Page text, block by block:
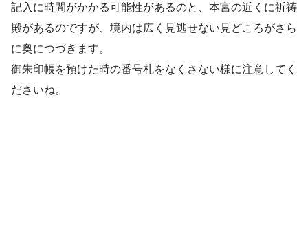
記入に時間がかかる可能性があるのと、本宮の近くに祈祷
殿があるのですが、境内は広く見逃せない見どころがさら
に奥につづきます。
御朱印帳を預けた時の番号札をなくさない様に注意してく
ださいね。